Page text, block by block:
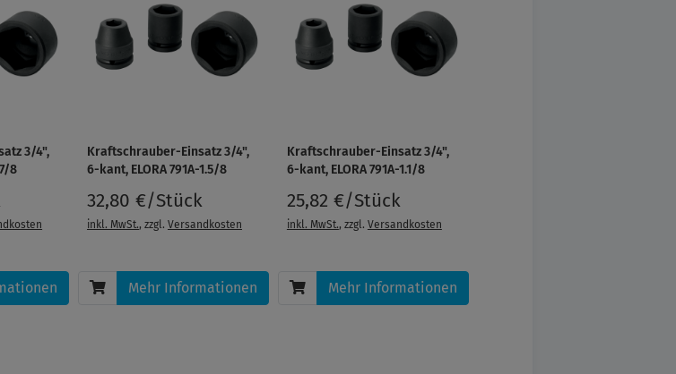
3/4",
8
Kraftschrauber-Einsatz 3/4",
6-kant, ELORA 791A-1.5/8
32,80 €/Stück
inkl. MwSt., zzgl. Versandkosten
Mehr Informationen
Kraftschrauber-Einsatz 3/4",
6-kant, ELORA 791A-1.1/8
25,82 €/Stück
inkl. MwSt., zzgl. Versandkosten
Mehr Informationen